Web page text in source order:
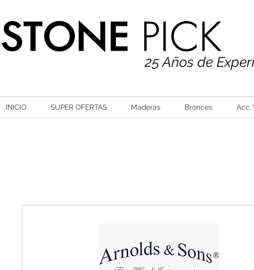
25 Años de
INICIO SUPER OFERTAS Maderas Bronces Acc.